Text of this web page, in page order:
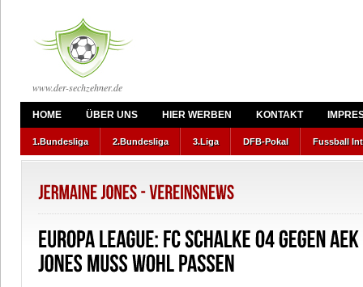
www.der-sechzehner.de
HOME ÜBER UNS HIER WERBEN KONTAKT
1.Bundesliga 2.Bundesliga 3.Liga DFB-Pokal Fussball